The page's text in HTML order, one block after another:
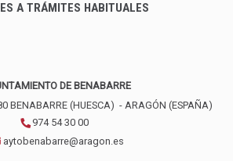
A TRÁMITES HABITUALES
DE BENABARRE
BENABARRE (HUESCA) - ARAGÓN (ESPAÑA)
974 54 30 00
aytobenabarre@aragon.es